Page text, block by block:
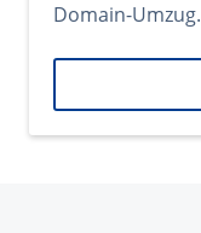
Domain-Umzug.